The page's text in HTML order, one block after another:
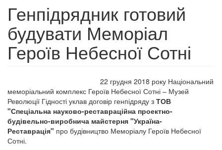
Генпідрядник готовий
будувати Меморіал
Героїв Небесної Сотні
22 грудня 2018 року Національний
меморіальний комплекс Героїв Небесної Сотні – Музей
Революції Гідності уклав договір генпідряду з ТОВ
"Спеціальна науково-реставраційна проектно-
будівельно-виробнича майстерня "Україна-
Реставрація" про будівництво Меморіалу Героїв Небесної
Сотні.